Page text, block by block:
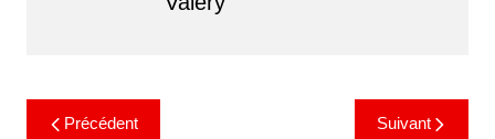
Précédent Suivant